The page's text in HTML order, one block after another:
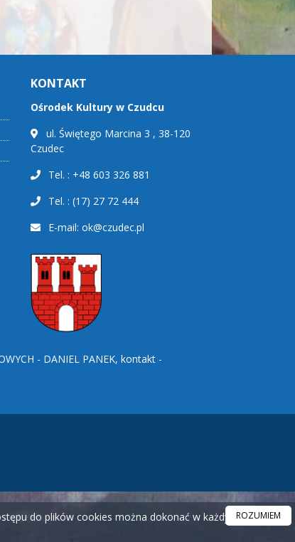
KONTAKT
Ośrodek Kultury w Czudcu
ul. Świętego Marcina 3 , 38-120
Czudec
Tel. : +48 603 326 881
Tel. : (17) 27 72 444
E-mail: ok@czudec.pl
- DANIEL PANEK, kontakt -
do plików cookies można dokonać w każdym czasie.
ROZUMIEM